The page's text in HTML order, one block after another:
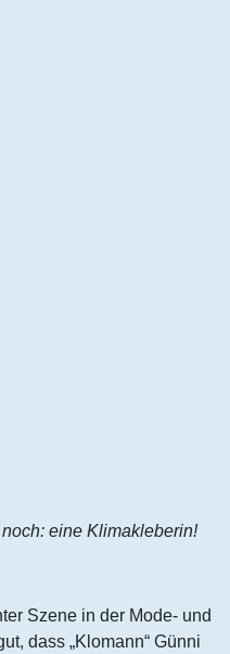
eine Klimakleberin!
Szene in der Mode- und
dass „Klomann“ Günni